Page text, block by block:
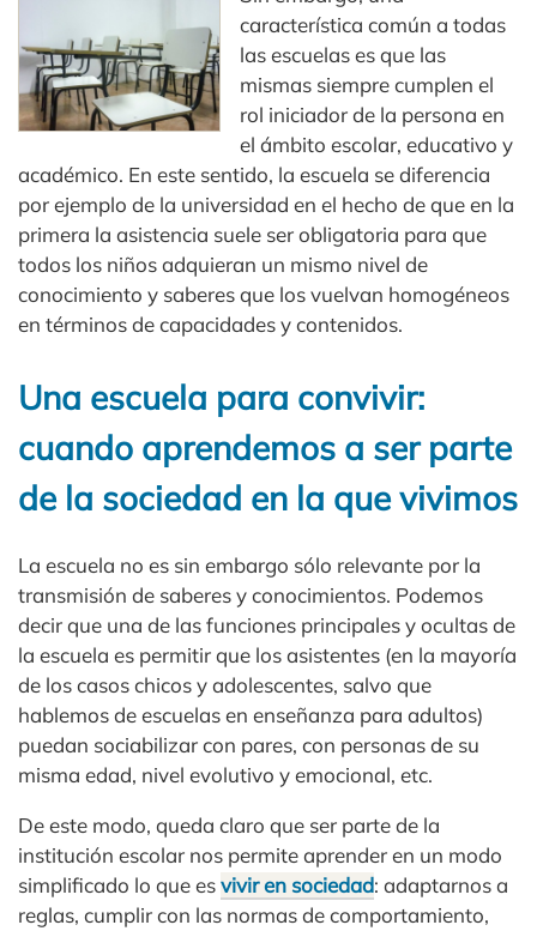
característica común a todas
las escuelas es que las
mismas siempre cumplen el
rol iniciador de la persona en
el ámbito escolar, educativo y
académico. En este sentido, la escuela se diferencia
por ejemplo de la universidad en el hecho de que en la
primera la asistencia suele ser obligatoria para que
todos los niños adquieran un mismo nivel de
conocimiento y saberes que los vuelvan homogéneos
en términos de capacidades y contenidos.
Una escuela para convivir:
cuando aprendemos a ser parte
de la sociedad en la que vivimos
La escuela no es sin embargo sólo relevante por la
transmisión de saberes y conocimientos. Podemos
decir que una de las funciones principales y ocultas de
la escuela es permitir que los asistentes (en la mayoría
de los casos chicos y adolescentes, salvo que
hablemos de escuelas en enseñanza para adultos)
puedan sociabilizar con pares, con personas de su
misma edad, nivel evolutivo y emocional, etc.
De este modo, queda claro que ser parte de la
institución escolar nos permite aprender en un modo
simplificado lo que esvivir en sociedad: adaptarnos a
reglas, cumplir con las normas de comportamiento,